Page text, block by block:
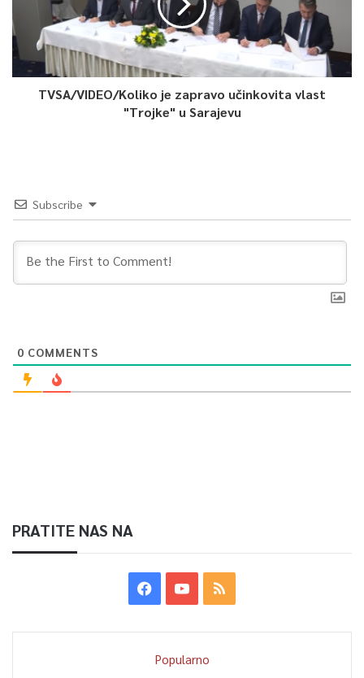
TVSA/VIDEO/Koliko je zapravo učinkovita vlast
"Trojke" u Sarajevu
Subscribe
0 COMMENTS
PRATITE NAS NA
Popularno